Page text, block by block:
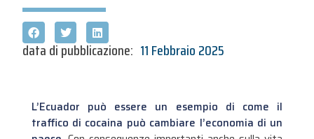
data di pubblicazione: 11 Febbraio 2025
L’Ecuador può essere un esempio di come il
traffico di cocaina può cambiare l’economia di un